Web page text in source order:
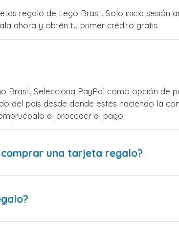
regalo de Lego Brasil. Solo inicia sesión
ahora y obtén tu primer crédito gratis.
Selecciona PayPal como opción de
del país desde donde estés haciendo la
al proceder al pago.
una tarjeta regalo?